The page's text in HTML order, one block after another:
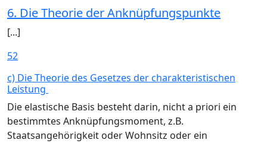
6. Die Theorie der Anknüpfungspunkte
[...]
52
c) Die Theorie des Gesetzes der charakteristischen
Leistung
Die elastische Basis besteht darin, nicht a priori ein
bestimmtes Anknüpfungsmoment, z.B.
Staatsangehörigkeit oder Wohnsitz oder ein